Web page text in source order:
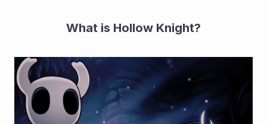
What is Hollow Knight?